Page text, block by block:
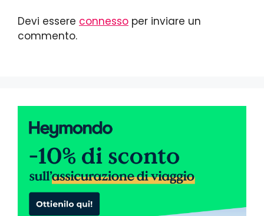
Devi essere connesso per inviare un
commento.